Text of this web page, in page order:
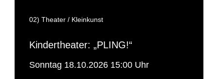
02) Theater / Kleinkunst
Kindertheater: „PLING!“
Sonntag 18.10.2026 15:00 Uhr